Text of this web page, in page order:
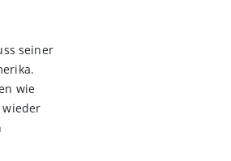
seiner
wie